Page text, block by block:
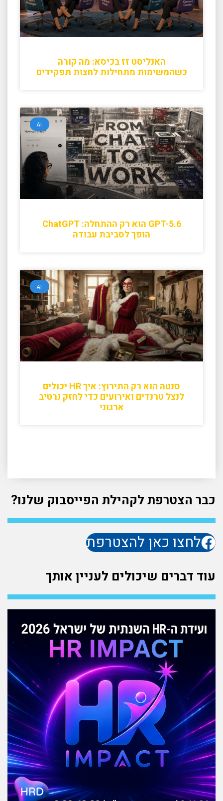
האנליסט זז בכיסא: מה קורה
כשהמשימות מתחילות לחצות תפקידים
AI
GPT-5.6 הוא רק ההתחלה: ChatGPT
הופך לסביבת עבודה
AI
סנטה הוא רק התירוץ: איך HR יכולים
לנצל טרנדים ואירועים כדי לחזק נרטיב
ארגוני
כבר הצטרפת לקהילת הפייסבוק שלנו?
לחצו כאן להצטרפת
עוד דברים שיכולים לעניין אותך